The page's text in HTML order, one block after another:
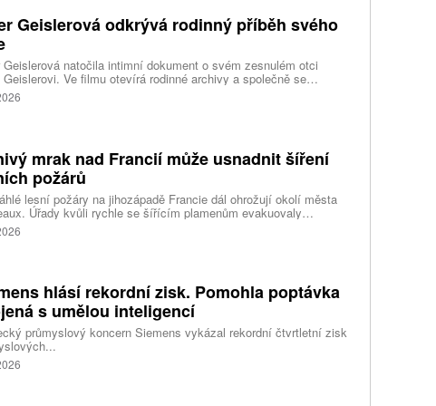
Geislerová odkrývá rodinný příběh svého
Geislerová natočila intimní dokument o svém zesnulém otci
Geislerovi. Ve filmu otevírá rodinné archivy a společně se
Aňou skládá portrét talentovaného muže, který měl v sobě
i temnější stránku.
mrak nad Francií může usnadnit šíření
požárů
lesní požáry na jihozápadě Francie dál ohrožují okolí města
Úřady kvůli rychle se šířícím plamenům evakuovaly
lidí a nevylučují ani další rozšiřování bezpečnostních
Hasiči zároveň čelí neobvyklému jevu, který podle nich
hlásí rekordní zisk. Pomohla poptávka
s umělou inteligencí
průmyslový koncern Siemens vykázal rekordní čtvrtletní zisk